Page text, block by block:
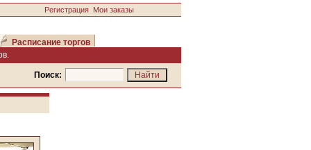
Регистрация Мои заказы
Расписание торгов
Поиск: